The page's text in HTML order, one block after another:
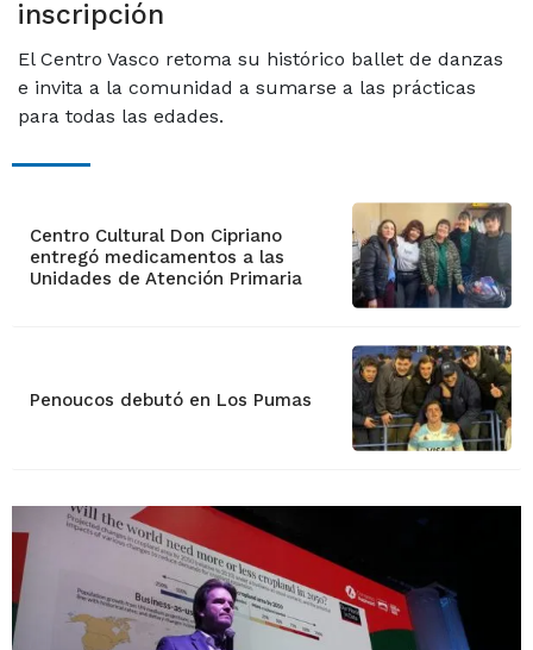
inscripción
El Centro Vasco retoma su histórico ballet de danzas
e invita a la comunidad a sumarse a las prácticas
para todas las edades.
Centro Cultural Don Cipriano
entregó medicamentos a las
Unidades de Atención Primaria
Penoucos debutó en Los Pumas